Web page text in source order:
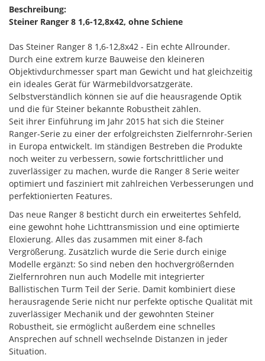
Beschreibung:
Steiner Ranger 8 1,6-12,8x42, ohne Schiene
Das Steiner Ranger 8 1,6-12,8x42 - Ein echte Allrounder.
Durch eine extrem kurze Bauweise den kleineren
Objektivdurchmesser spart man Gewicht und hat gleichzeitig
ein ideales Gerät für Wärmebildvorsatzgeräte.
Selbstverständlich können sie auf die heausragende Optik
und die für Steiner bekannte Robustheit zählen.
Seit ihrer Einführung im Jahr 2015 hat sich die Steiner
Ranger-Serie zu einer der erfolgreichsten Zielfernrohr-Serien
in Europa entwickelt. Im ständigen Bestreben die Produkte
noch weiter zu verbessern, sowie fortschrittlicher und
zuverlässiger zu machen, wurde die Ranger 8 Serie weiter
optimiert und fasziniert mit zahlreichen Verbesserungen und
perfektionierten Features.
Das neue Ranger 8 besticht durch ein erweitertes Sehfeld,
eine gewohnt hohe Lichttransmission und eine optimierte
Eloxierung. Alles das zusammen mit einer 8-fach
Vergrößerung. Zusätzlich wurde die Serie durch einige
Modelle ergänzt: So sind neben den hochvergrößernden
Zielfernrohren nun auch Modelle mit integrierter
Ballistischen Turm Teil der Serie. Damit kombiniert diese
herausragende Serie nicht nur perfekte optische Qualität mit
zuverlässiger Mechanik und der gewohnten Steiner
Robustheit, sie ermöglicht außerdem eine schnelles
Ansprechen auf schnell wechselnde Distanzen in jeder
Situation.